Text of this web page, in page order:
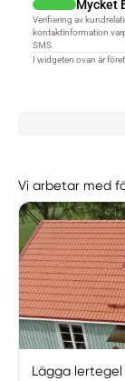
Vi arbetar med
Lägga lertegel